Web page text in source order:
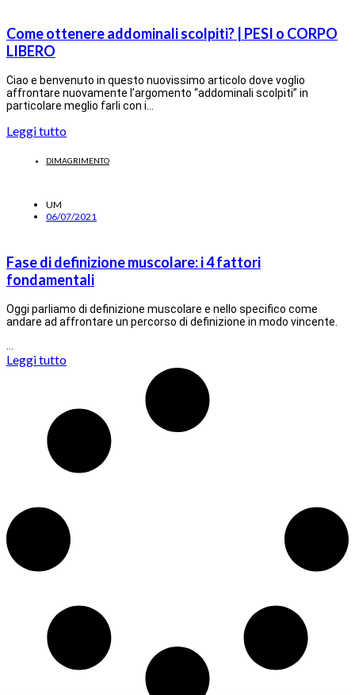
Come ottenere addominali scolpiti? | PESI o CORPO
LIBERO
Ciao e benvenuto in questo nuovissimo articolo dove voglio
affrontare nuovamente l’argomento “addominali scolpiti” in
particolare meglio farli con i…
Leggi tutto
DIMAGRIMENTO
UM
06/07/2021
Fase di definizione muscolare: i 4 fattori
fondamentali
Oggi parliamo di definizione muscolare e nello specifico come
andare ad affrontare un percorso di definizione in modo vincente.
Leggi tutto